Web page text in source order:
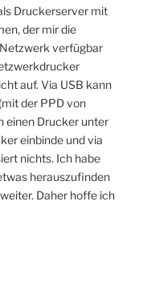
Druckerserver mit
der mir die
verfügbar
auf. Via USB kann
der PPD von
einen Drucker unter
einbinde und via
nichts. Ich habe
herauszufinden
Daher hoffe ich